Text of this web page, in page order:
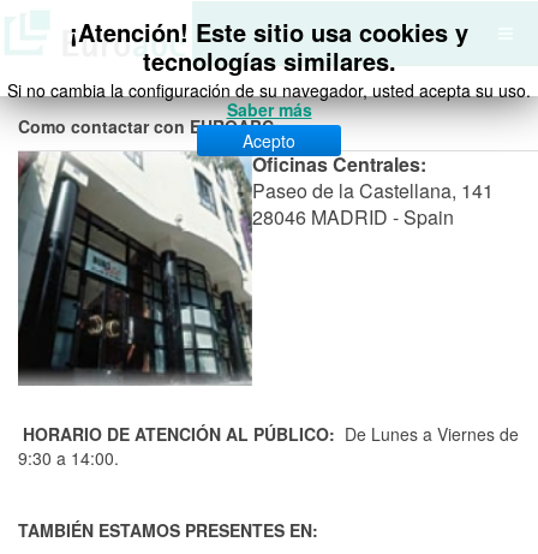
Como contactar con EUROABC:
Oficinas Centrales:
Paseo de la Castellana, 141
28046 MADRID - Spain
HORARIO DE ATENCIÓN AL PÚBLICO: De Lunes a Viernes de
9:30 a 14:00.
TAMBIÉN ESTAMOS PRESENTES EN:
¡Atención! Este sitio usa cookies y
tecnologías similares.
Si no cambia la configuración de su navegador, usted acepta su uso.
Saber más
Acepto